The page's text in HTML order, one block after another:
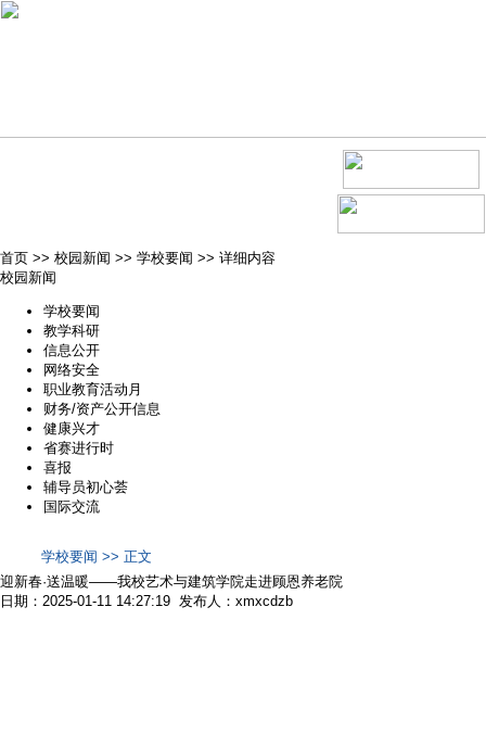
首页 >> 校园新闻 >> 学校要闻 >> 详细内容
校园新闻
学校要闻
教学科研
信息公开
网络安全
职业教育活动月
财务/资产公开信息
健康兴才
省赛进行时
喜报
辅导员初心荟
国际交流
学校要闻 >> 正文
迎新春·送温暖——我校艺术与建筑学院走进顾恩养老院
日期：2025-01-11 14:27:19 发布人：xmxcdzb